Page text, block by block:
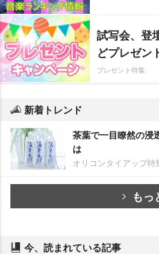
試写会、登
どプレゼン
プレゼント特集
新着トレンド
茶葉で一目瞭然の浸
は
オリコンタイアップ特
もっ
今、読まれている記事